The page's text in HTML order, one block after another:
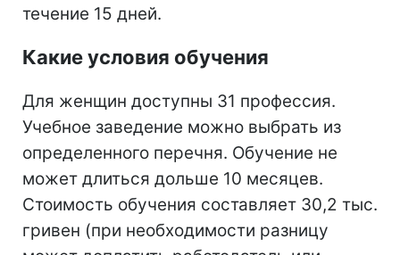
течение 15 дней.
Какие условия обучения
Для женщин доступны 31 профессия.
Учебное заведение можно выбрать из
определенного перечня. Обучение не
может длиться дольше 10 месяцев.
Стоимость обучения составляет 30,2 тыс.
гривен (при необходимости разницу